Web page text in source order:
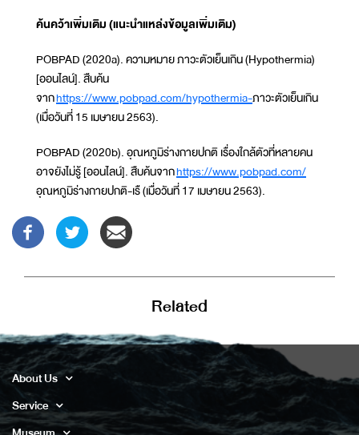
ค้นคว้าเพิ่มเติม (แนะนำแหล่งข้อมูลเพิ่มเติม)
POBPAD (2020a). ความหมาย ภาวะตัวเย็นเกิน (Hypothermia)
[ออนไลน์]. สืบค้น
จากhttps://www.pobpad.com/hypothermia-ภาวะตัวเย็นเกิน
(เมื่อวันที่ 15 เมษายน 2563).
POBPAD (2020b). อุณหภูมิร่างกายปกติ เรื่องใกล้ตัวที่หลายคน
อาจยังไม่รู้ [ออนไลน์]. สืบค้นจากhttps://www.pobpad.com/
อุณหภูมิร่างกายปกติ-เรื (เมื่อวันที่ 17 เมษายน 2563).
Related
About Us
Service